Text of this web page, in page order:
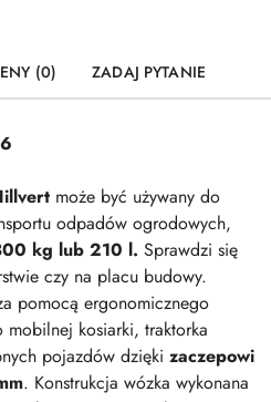
(0) ZADAJ PYTANIE
może być używany do
odpadów ogrodowych,
kg lub 210 l. Sprawdzi się
czy na placu budowy.
pomocą ergonomicznego
kosiarki, traktorka
pojazdów dzięki zaczepowi
. Konstrukcja wózka wykonana